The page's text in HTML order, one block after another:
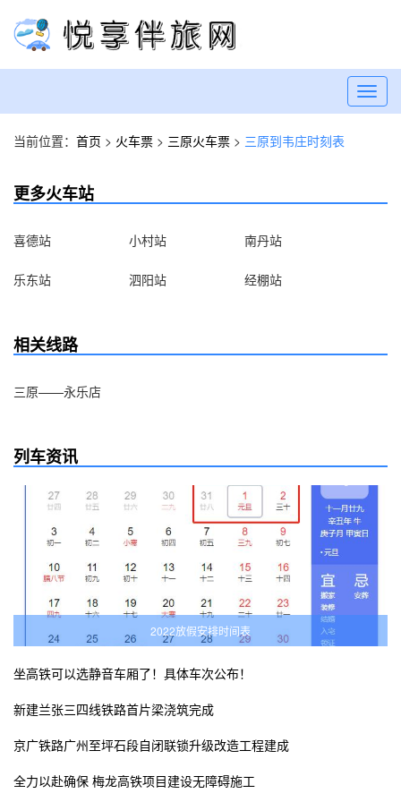
当前位置： 首页 > 火车票 > 三原火车票 > 三原到韦庄时刻表
更多火车站
喜德站 小村站 南丹站
乐东站 泗阳站 经棚站
相关线路
三原——永乐店
列车资讯
2022放假安排时间表
坐高铁可以选静音车厢了！具体车次公布！
新建兰张三四线铁路首片梁浇筑完成
京广铁路广州至坪石段自闭联锁升级改造工程建成
全力以赴确保 梅龙高铁项目建设无障碍施工